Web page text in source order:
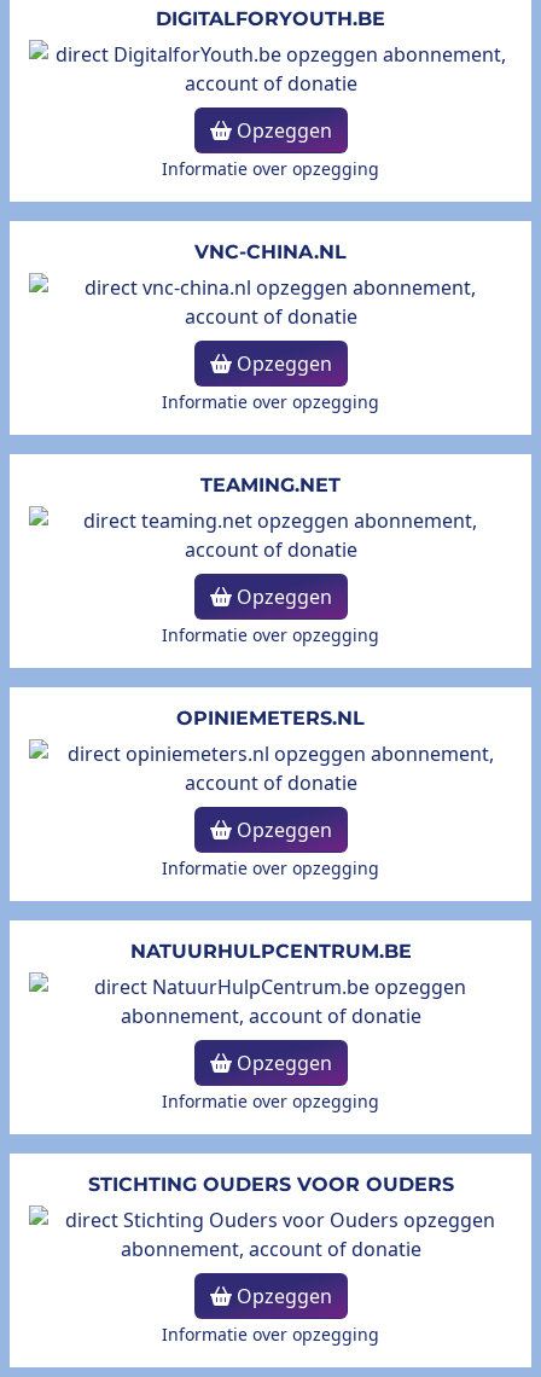
DIGITALFORYOUTH.BE
Opzeggen
Informatie over opzegging
VNC-CHINA.NL
Opzeggen
Informatie over opzegging
TEAMING.NET
Opzeggen
Informatie over opzegging
OPINIEMETERS.NL
Opzeggen
Informatie over opzegging
NATUURHULPCENTRUM.BE
Opzeggen
Informatie over opzegging
STICHTING OUDERS VOOR OUDERS
Opzeggen
Informatie over opzegging